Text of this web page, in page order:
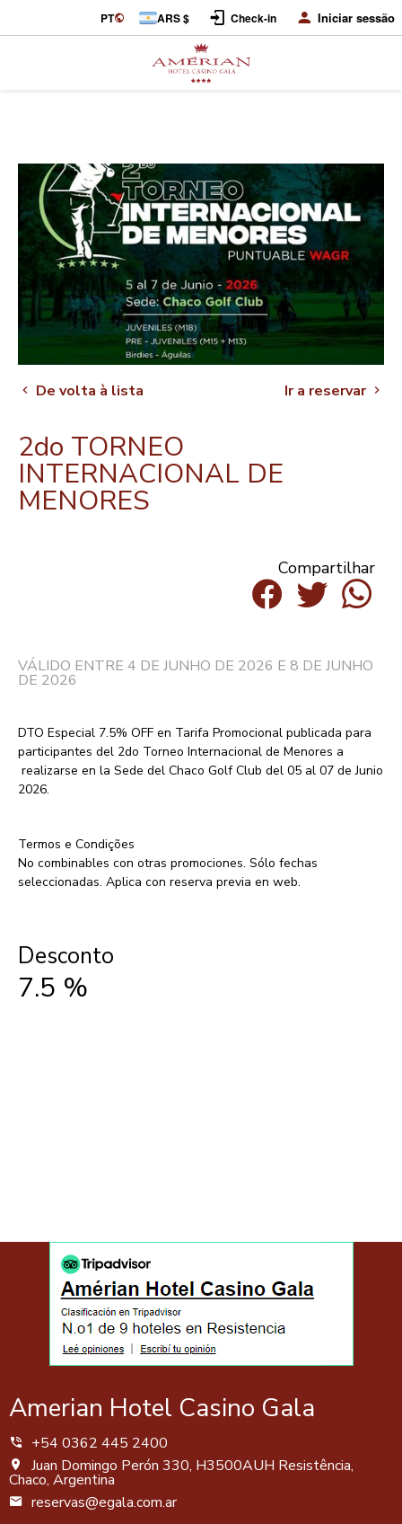
PT ARS $ Check-in Iniciar sessão
De volta à lista Ir a reservar
2do TORNEO
INTERNACIONAL DE
MENORES
Compartilhar
VÁLIDO ENTRE 4 DE JUNHO DE 2026 E 8 DE JUNHO
DE 2026
DTO Especial 7.5% OFF en Tarifa Promocional publicada para
participantes del 2do Torneo Internacional de Menores a
realizarse en la Sede del Chaco Golf Club del 05 al 07 de Junio
2026.
Termos e Condições
No combinables con otras promociones. Sólo fechas
seleccionadas. Aplica con reserva previa en web.
Desconto
7.5 %
Amerian Hotel Casino Gala
+54 0362 445 2400
Juan Domingo Perón 330, H3500AUH Resistência,
Chaco, Argentina
reservas@egala.com.ar